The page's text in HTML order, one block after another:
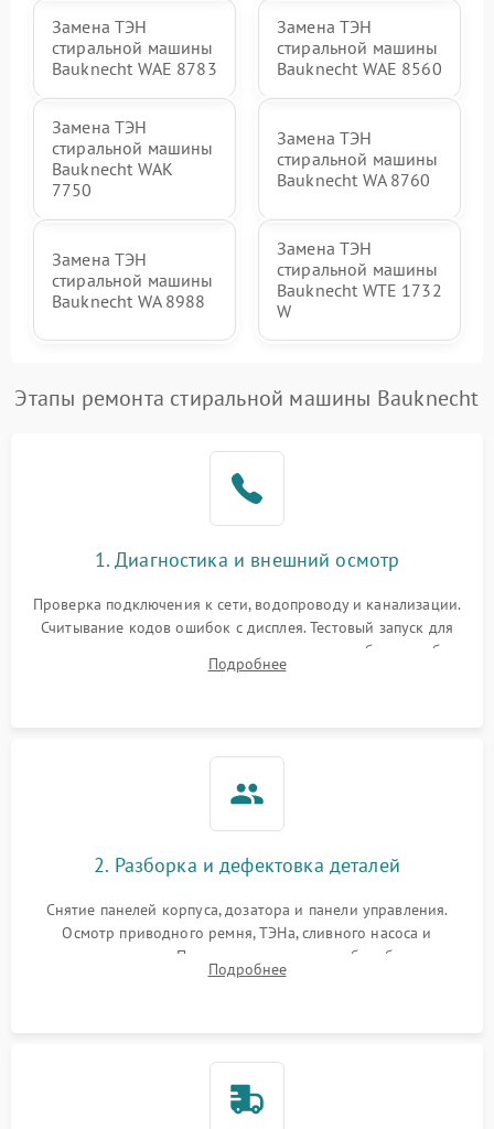
Замена ТЭН
стиральной машины
Bauknecht WAE 8783
Замена ТЭН
стиральной машины
Bauknecht WAE 8560
Замена ТЭН
стиральной машины
Bauknecht WAK
7750
Замена ТЭН
стиральной машины
Bauknecht WA 8760
Замена ТЭН
стиральной машины
Bauknecht WA 8988
Замена ТЭН
стиральной машины
Bauknecht WTE 1732
W
Этапы ремонта стиральной машины Bauknecht
1. Диагностика и внешний осмотр
Проверка подключения к сети, водопроводу и канализации.
Считывание кодов ошибок с дисплея. Тестовый запуск для
выявления посторонних шумов, протечек или сбоев в работе
электронного модуля управления.
Подробнее
2. Разборка и дефектовка деталей
Снятие панелей корпуса, дозатора и панели управления.
Осмотр приводного ремня, ТЭНа, сливного насоса и
амортизаторов. Проверка подшипников барабана и
крестовины на износ, а манжеты люка на разрывы.
Подробнее